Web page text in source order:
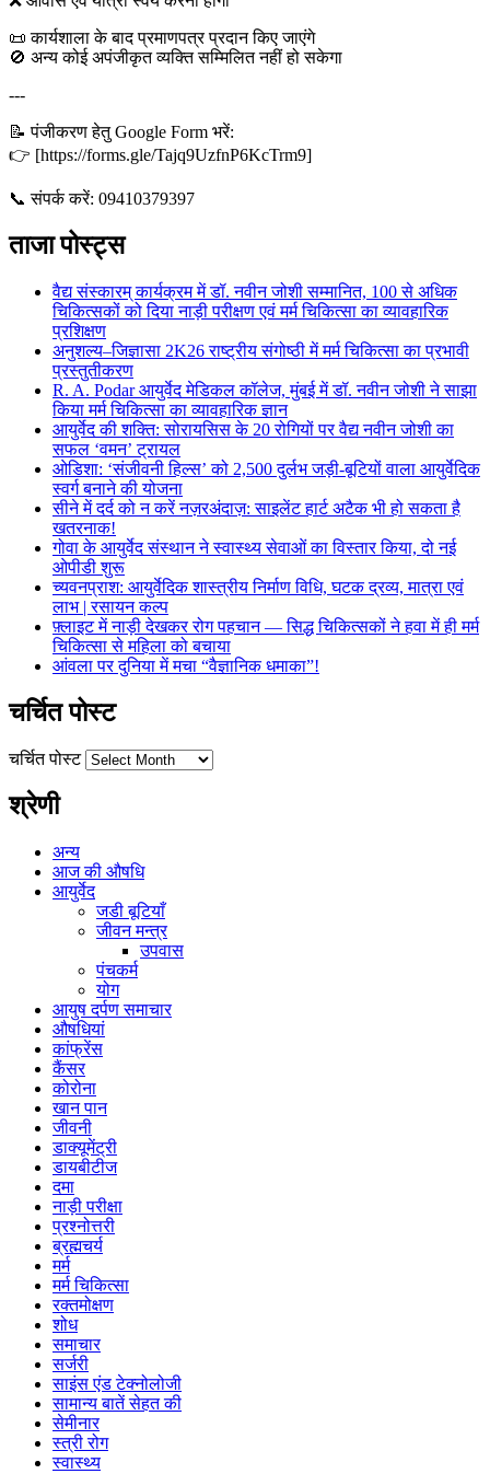
📜 कार्यशाला के बाद प्रमाणपत्र प्रदान किए जाएंगे
🚫 अन्य कोई अपंजीकृत व्यक्ति सम्मिलित नहीं हो सकेगा
---
📝 पंजीकरण हेतु Google Form भरें:
👉 [https://forms.gle/Tajq9UzfnP6KcTrm9]
📞 संपर्क करें: 09410379397
ताजा पोस्ट्स
वैद्य संस्कारम् कार्यक्रम में डॉ. नवीन जोशी सम्मानित, 100 से अधिक
चिकित्सकों को दिया नाड़ी परीक्षण एवं मर्म चिकित्सा का व्यावहारिक
प्रशिक्षण
अनुशल्य–जिज्ञासा 2K26 राष्ट्रीय संगोष्ठी में मर्म चिकित्सा का प्रभावी
प्रस्तुतीकरण
R. A. Podar आयुर्वेद मेडिकल कॉलेज, मुंबई में डॉ. नवीन जोशी ने साझा
किया मर्म चिकित्सा का व्यावहारिक ज्ञान
आयुर्वेद की शक्ति: सोरायसिस के 20 रोगियों पर वैद्य नवीन जोशी का
सफल ‘वमन’ ट्रायल
ओडिशा: ‘संजीवनी हिल्स’ को 2,500 दुर्लभ जड़ी-बूटियों वाला आयुर्वेदिक
स्वर्ग बनाने की योजना
सीने में दर्द को न करें नज़रअंदाज़: साइलेंट हार्ट अटैक भी हो सकता है
खतरनाक!
गोवा के आयुर्वेद संस्थान ने स्वास्थ्य सेवाओं का विस्तार किया, दो नई
ओपीडी शुरू
च्यवनप्राश: आयुर्वेदिक शास्त्रीय निर्माण विधि, घटक द्रव्य, मात्रा एवं
लाभ | रसायन कल्प
फ़्लाइट में नाड़ी देखकर रोग पहचान — सिद्ध चिकित्सकों ने हवा में ही मर्म
चिकित्सा से महिला को बचाया
आंवला पर दुनिया में मचा “वैज्ञानिक धमाका”!
चर्चित पोस्ट
चर्चित पोस्ट
श्रेणी
अन्य
आज की औषधि
आयुर्वेद
जडी बूटियाँ
जीवन मन्त्र
उपवास
पंचकर्म
योग
आयुष दर्पण समाचार
औषधियां
कांफ्रेंस
कैंसर
कोरोना
खान पान
जीवनी
डाक्यूमेंट्री
डायबीटीज
दमा
नाड़ी परीक्षा
प्रश्नोत्तरी
ब्रह्मचर्य
मर्म
मर्म चिकित्सा
रक्तमोक्षण
शोध
समाचार
सर्जरी
साइंस एंड टेक्नोलोजी
सामान्य बातें सेहत की
सेमीनार
स्त्री रोग
स्वास्थ्य